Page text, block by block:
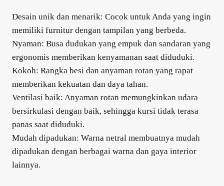
Desain unik dan menarik: Cocok untuk Anda yang ingin
memiliki furnitur dengan tampilan yang berbeda.
Nyaman: Busa dudukan yang empuk dan sandaran yang
ergonomis memberikan kenyamanan saat diduduki.
Kokoh: Rangka besi dan anyaman rotan yang rapat
memberikan kekuatan dan daya tahan.
Ventilasi baik: Anyaman rotan memungkinkan udara
bersirkulasi dengan baik, sehingga kursi tidak terasa
panas saat diduduki.
Mudah dipadukan: Warna netral membuatnya mudah
dipadukan dengan berbagai warna dan gaya interior
lainnya.